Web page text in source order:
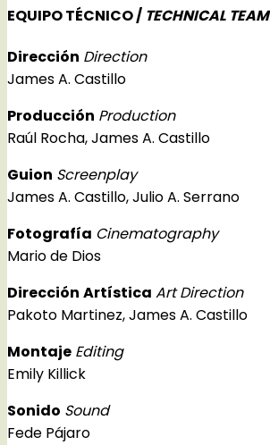
EQUIPO TÉCNICO / TECHNICAL TEAM
Dirección Direction
James A. Castillo
Producción Production
Raúl Rocha, James A. Castillo
Guion Screenplay
James A. Castillo, Julio A. Serrano
Fotografía Cinematography
Mario de Dios
Dirección Artística Art Direction
Pakoto Martinez, James A. Castillo
Montaje Editing
Emily Killick
Sonido Sound
Fede Pájaro